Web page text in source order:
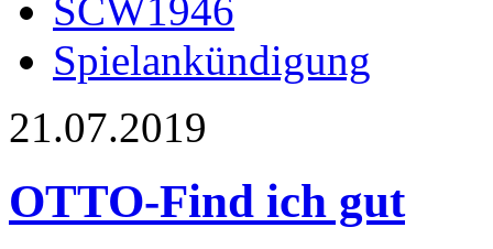
SCW1946
Spielankündigung
21.07.2019
OTTO-Find ich gut